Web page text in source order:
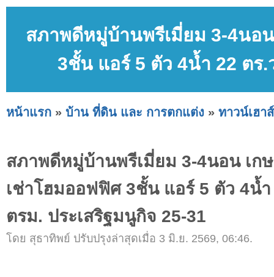
สภาพดีหมู่บ้านพรีเมี่ยม 3-4นอ
3ชั้น แอร์ 5 ตัว 4น้ำ 22 ตร.
หน้าแรก » บ้าน ที่ดิน และ การตกแต่ง » ทาวน์เฮาส์
สภาพดีหมู่บ้านพรีเมี่ยม 3-4นอน เก
เช่าโฮมออฟฟิศ 3ชั้น แอร์ 5 ตัว 4น้ำ
ตรม. ประเสริฐมนูกิจ 25-31
โดย สุธาทิพย์ ปรับปรุงล่าสุดเมื่อ 3 มิ.ย. 2569, 06:46.